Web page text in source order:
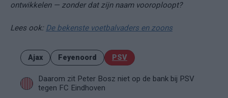
ontwikkelen — zonder dat zijn naam vooroploopt?
Lees ook: De bekenste voetbalvaders en zoons
Ajax Feyenoord PSV
Daarom zit Peter Bosz niet op de bank bij PSV
tegen FC Eindhoven